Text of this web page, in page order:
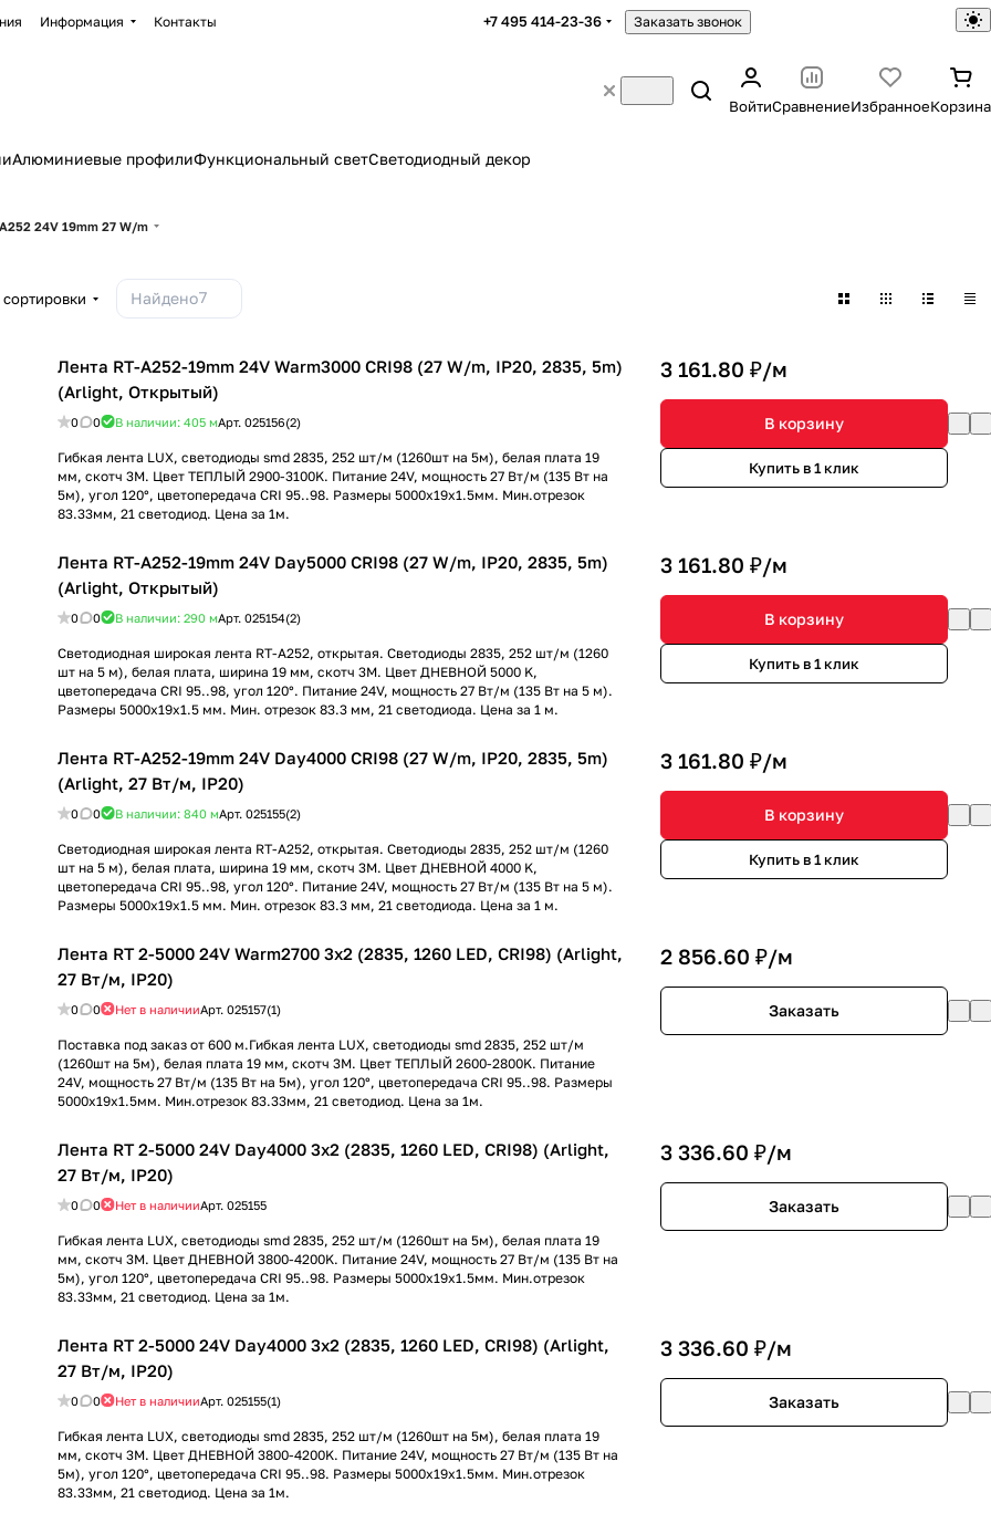
Информация Контакты +7 495 414-23-36 Заказать звонок
ВойтиСравнениеИзбранноеКорзина
Алюминиевые профилиФункциональный светСветодиодный декор
A252 24V 19mm 27 W/m
Найдено7
Лента RT-A252-19mm 24V Warm3000 CRI98 (27 W/m, IP20, 2835, 5m)
(Arlight, Открытый)
0 0 В наличии: 405 мАрт. 025156(2)
Гибкая лента LUX, светодиоды smd 2835, 252 шт/м (1260шт на 5м), белая плата 19
мм, скотч 3М. Цвет ТЕПЛЫЙ 2900-3100K. Питание 24V, мощность 27 Вт/м (135 Вт на
5м), угол 120°, цветопередача CRI 95..98. Размеры 5000х19x1.5мм. Мин.отрезок
83.33мм, 21 светодиод. Цена за 1м.
3 161.80 ₽/м
В корзину
Купить в 1 клик
Лента RT-A252-19mm 24V Day5000 CRI98 (27 W/m, IP20, 2835, 5m)
(Arlight, Открытый)
0 0 В наличии: 290 мАрт. 025154(2)
Светодиодная широкая лента RT-A252, открытая. Светодиоды 2835, 252 шт/м (1260
шт на 5 м), белая плата, ширина 19 мм, скотч 3M. Цвет ДНЕВНОЙ 5000 K,
цветопередача CRI 95..98, угол 120°. Питание 24V, мощность 27 Вт/м (135 Вт на 5 м).
Размеры 5000x19x1.5 мм. Мин. отрезок 83.3 мм, 21 светодиода. Цена за 1 м.
3 161.80 ₽/м
В корзину
Купить в 1 клик
Лента RT-A252-19mm 24V Day4000 CRI98 (27 W/m, IP20, 2835, 5m)
(Arlight, 27 Вт/м, IP20)
0 0 В наличии: 840 мАрт. 025155(2)
Светодиодная широкая лента RT-A252, открытая. Светодиоды 2835, 252 шт/м (1260
шт на 5 м), белая плата, ширина 19 мм, скотч 3M. Цвет ДНЕВНОЙ 4000 K,
цветопередача CRI 95..98, угол 120°. Питание 24V, мощность 27 Вт/м (135 Вт на 5 м).
Размеры 5000x19x1.5 мм. Мин. отрезок 83.3 мм, 21 светодиода. Цена за 1 м.
3 161.80 ₽/м
В корзину
Купить в 1 клик
Лента RT 2-5000 24V Warm2700 3x2 (2835, 1260 LED, CRI98) (Arlight,
27 Вт/м, IP20)
0 0 Нет в наличииАрт. 025157(1)
Поставка под заказ от 600 м.Гибкая лента LUX, светодиоды smd 2835, 252 шт/м
(1260шт на 5м), белая плата 19 мм, скотч 3М. Цвет ТЕПЛЫЙ 2600-2800K. Питание
24V, мощность 27 Вт/м (135 Вт на 5м), угол 120°, цветопередача CRI 95..98. Размеры
5000х19x1.5мм. Мин.отрезок 83.33мм, 21 светодиод. Цена за 1м.
2 856.60 ₽/м
Заказать
Лента RT 2-5000 24V Day4000 3x2 (2835, 1260 LED, CRI98) (Arlight,
27 Вт/м, IP20)
0 0 Нет в наличииАрт. 025155
Гибкая лента LUX, светодиоды smd 2835, 252 шт/м (1260шт на 5м), белая плата 19
мм, скотч 3М. Цвет ДНЕВНОЙ 3800-4200K. Питание 24V, мощность 27 Вт/м (135 Вт на
5м), угол 120°, цветопередача CRI 95..98. Размеры 5000х19x1.5мм. Мин.отрезок
83.33мм, 21 светодиод. Цена за 1м.
3 336.60 ₽/м
Заказать
Лента RT 2-5000 24V Day4000 3x2 (2835, 1260 LED, CRI98) (Arlight,
27 Вт/м, IP20)
0 0 Нет в наличииАрт. 025155(1)
Гибкая лента LUX, светодиоды smd 2835, 252 шт/м (1260шт на 5м), белая плата 19
мм, скотч 3М. Цвет ДНЕВНОЙ 3800-4200K. Питание 24V, мощность 27 Вт/м (135 Вт на
5м), угол 120°, цветопередача CRI 95..98. Размеры 5000х19x1.5мм. Мин.отрезок
83.33мм, 21 светодиод. Цена за 1м.
3 336.60 ₽/м
Заказать